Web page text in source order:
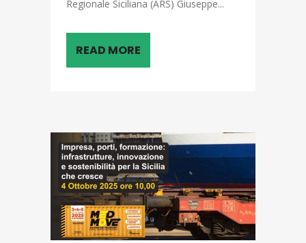
Regionale Siciliana (ARS) Giuseppe...
READ MORE